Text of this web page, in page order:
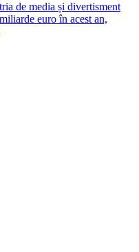
de media și divertisment
euro în acest an,